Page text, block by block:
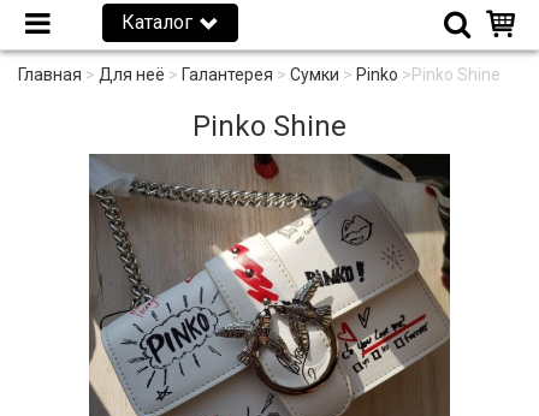
Каталог
Главная > Для неё > Галантерея > Сумки > Pinko >Pinko Shine
Pinko Shine